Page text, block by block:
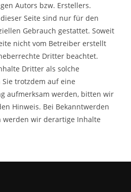
Autors bzw. Erstellers.
Seite sind nur für den
Gebrauch gestattet. Soweit
nicht vom Betreiber erstellt
Dritter beachtet.
Dritter als solche
trotzdem auf eine
aufmerksam werden, bitten wir
Hinweis. Bei Bekanntwerden
werden wir derartige Inhalte